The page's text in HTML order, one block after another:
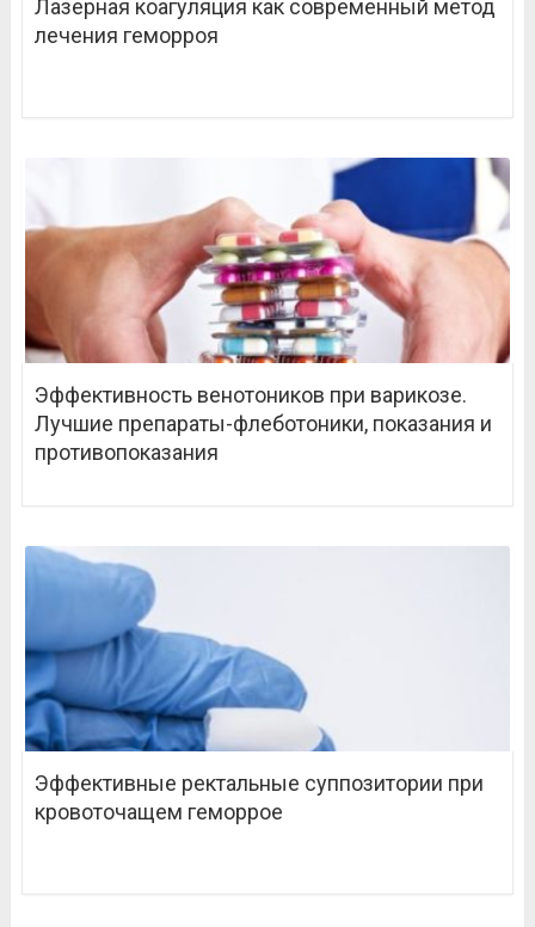
Лазерная коагуляция как современный метод
лечения геморроя
Эффективность венотоников при варикозе.
Лучшие препараты-флеботоники, показания и
противопоказания
Эффективные ректальные суппозитории при
кровоточащем геморрое